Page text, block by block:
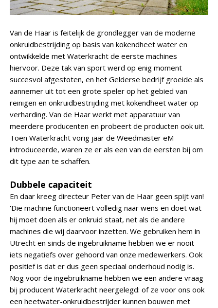
Van de Haar is feitelijk de grondlegger van de moderne
onkruidbestrijding op basis van kokendheet water en
ontwikkelde met Waterkracht de eerste machines
hiervoor. Deze tak van sport werd op enig moment
succesvol afgestoten, en het Gelderse bedrijf groeide als
aannemer uit tot een grote speler op het gebied van
reinigen en onkruidbestrijding met kokendheet water op
verharding. Van de Haar werkt met apparatuur van
meerdere producenten en probeert de producten ook uit.
Toen Waterkracht vorig jaar de Weedmaster eM
introduceerde, waren ze er als een van de eersten bij om
dit type aan te schaffen.
Dubbele capaciteit
En daar kreeg directeur Peter van de Haar geen spijt van!
'Die machine functioneert volledig naar wens en doet wat
hij moet doen als er onkruid staat, net als de andere
machines die wij daarvoor inzetten. We gebruiken hem in
Utrecht en sinds de ingebruikname hebben we er nooit
iets negatiefs over gehoord van onze medewerkers. Ook
positief is dat er dus geen speciaal onderhoud nodig is.
Nog voor de ingebruikname hebben we een andere vraag
bij producent Waterkracht neergelegd: of ze voor ons ook
een heetwater-onkruidbestrijder kunnen bouwen met